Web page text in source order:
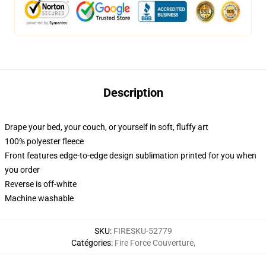
Description
Drape your bed, your couch, or yourself in soft, fluffy art
100% polyester fleece
Front features edge-to-edge design sublimation printed for you when
you order
Reverse is off-white
Machine washable
SKU: FIRESKU-52779
Catégories: Fire Force Couverture,